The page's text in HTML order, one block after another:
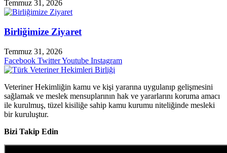
Temmuz 31, 2026
Birliğimize Ziyaret
Temmuz 31, 2026
Facebook TwitterYoutube Instagram
Veteriner Hekimliğin kamu ve kişi yararına uygulanıp gelişmesini
sağlamak ve meslek mensuplarının hak ve yararlarını koruma amacı
ile kurulmuş, tüzel kisiliğe sahip kamu kurumu niteliğinde mesleki
bir kuruluştur.
Bizi Takip Edin